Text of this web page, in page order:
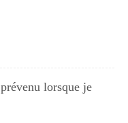
lorsque je